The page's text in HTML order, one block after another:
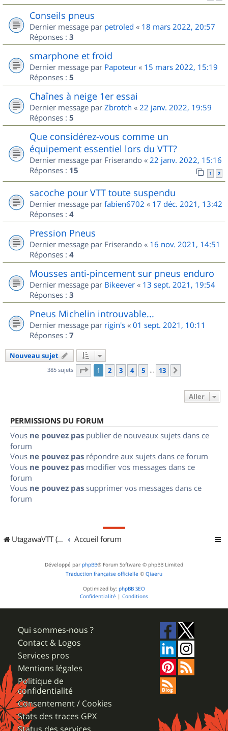
Conseils pneus
Dernier message par petroled « 18 mars 2022, 20:57
Réponses : 3
smarphone et froid
Dernier message par Papoteur « 15 mars 2022, 15:19
Réponses : 5
Chaînes à neige 1er essai
Dernier message par Zbrotch « 22 janv. 2022, 19:59
Réponses : 5
Que considérez-vous comme un
équipement essentiel lors du VTT?
Dernier message par Friserando « 22 janv. 2022, 15:16
Réponses : 15 1 2
sacoche pour VTT toute suspendu
Dernier message par fabien6702 « 17 déc. 2021, 13:42
Réponses : 4
Pression Pneus
Dernier message par Friserando « 16 nov. 2021, 14:51
Réponses : 4
Mousses anti-pincement sur pneus enduro
Dernier message par Bikeever « 13 sept. 2021, 19:54
Réponses : 3
Pneus Michelin introuvable...
Dernier message par rigin's « 01 sept. 2021, 10:11
Réponses : 7
Nouveau sujet
385 sujets Page 1sur
1 2 3 4 5 … 13
Aller
PERMISSIONS DU FORUM
Vous ne pouvez pas publier de nouveaux sujets dans ce
forum
Vous ne pouvez pas répondre aux sujets dans ce forum
Vous ne pouvez pas modifier vos messages dans ce
forum
Vous ne pouvez pas supprimer vos messages dans ce
forum
UtagawaVTT (Randos VTT et VTTAE avec traces GPS) Accueil forum
Développé par phpBB® Forum Software © phpBB Limited
Traduction française officielle © Qiaeru
Optimized by: phpBB SEO
Confidentialité | Conditions
Qui sommes-nous ?
Contact & Logos
Services pros
Mentions légales
Politique de
confidentialité
Consentement / Cookies
Stats des traces GPX